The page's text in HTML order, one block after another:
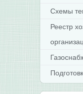
Схемы
Реестр